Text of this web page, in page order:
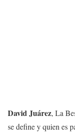
David Juárez, La
se define y quien es